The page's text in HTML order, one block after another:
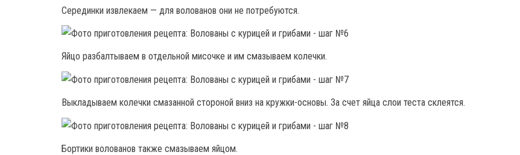
Серединки извлекаем — для волованов они не потребуются.
Яйцо разбалтываем в отдельной мисочке и им смазываем колечки.
Выкладываем колечки смазанной стороной вниз на кружки-основы. За счет яйца слои теста склеятся.
Бортики волованов также смазываем яйцом.